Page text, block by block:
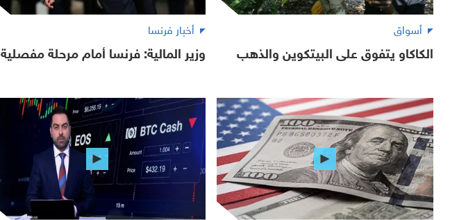
أسواق
الكاكاو يتفوق على البيتكوين والذهب
أخبار فرنسا
وزير المالية: فرنسا أمام مرحلة مفصلية